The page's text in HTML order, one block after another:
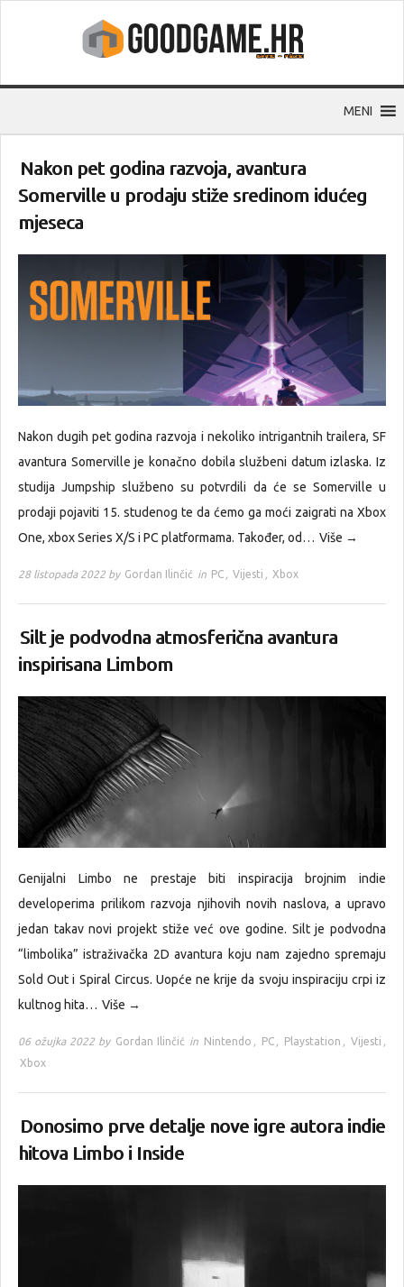
MENI
Nakon pet godina razvoja, avantura
Somerville u prodaju stiže sredinom idućeg
mjeseca
Nakon dugih pet godina razvoja i nekoliko intrigantnih trailera, SF
avantura Somerville je konačno dobila službeni datum izlaska. Iz
studija Jumpship službeno su potvrdili da će se Somerville u
prodaji pojaviti 15. studenog te da ćemo ga moći zaigrati na Xbox
One, xbox Series X/S i PC platformama. Također, od… Više →
28 listopada 2022 by Gordan Ilinčić in PC , Vijesti , Xbox
Silt je podvodna atmosferična avantura
inspirisana Limbom
Genijalni Limbo ne prestaje biti inspiracija brojnim indie
developerima prilikom razvoja njihovih novih naslova, a upravo
jedan takav novi projekt stiže već ove godine. Silt je podvodna
“limbolika” istraživačka 2D avantura koju nam zajedno spremaju
Sold Out i Spiral Circus. Uopće ne krije da svoju inspiraciju crpi iz
kultnog hita… Više →
06 ožujka 2022 by Gordan Ilinčić in Nintendo , PC , Playstation , Vijesti ,
Xbox
Donosimo prve detalje nove igre autora indie
hitova Limbo i Inside